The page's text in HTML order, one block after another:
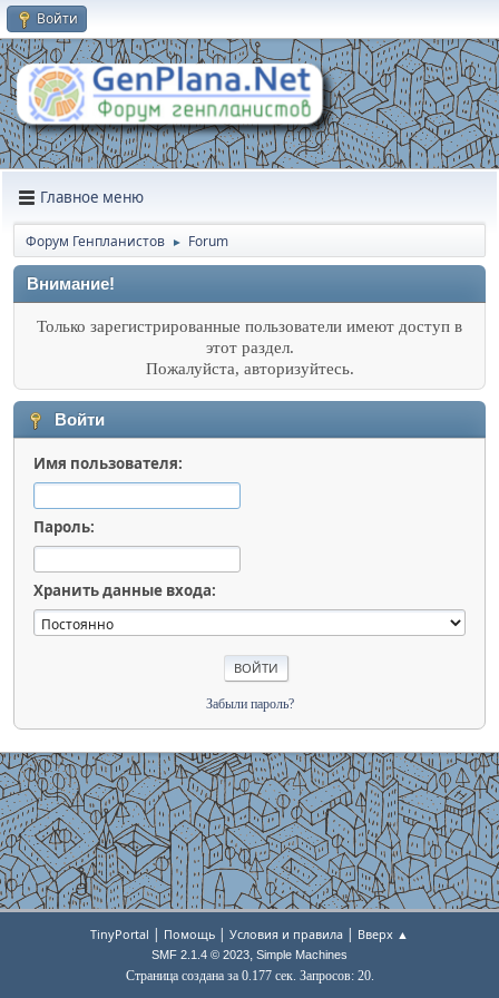
Войти
Главное меню
Форум Генпланистов ► Forum
Внимание!
Только зарегистрированные пользователи имеют доступ в
этот раздел.
Пожалуйста, авторизуйтесь.
Войти
Имя пользователя:
Пароль:
Хранить данные входа:
Забыли пароль?
TinyPortal | Помощь | Условия и правила | Вверх ▲
SMF 2.1.4 © 2023, Simple Machines
Страница создана за 0.177 сек. Запросов: 20.